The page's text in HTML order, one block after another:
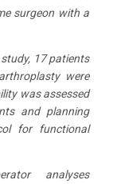
surgeon with a
17 patients
were
was assessed
and planning
for functional
analyses